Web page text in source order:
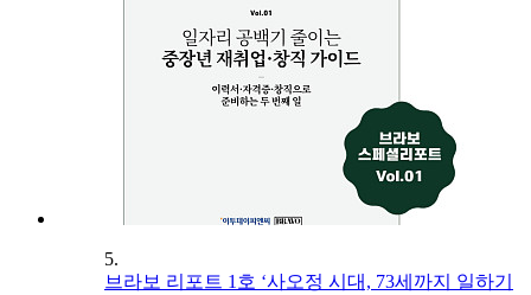
5.
브라보 리포트 1호 ‘사오정 시대, 73세까지 일하기